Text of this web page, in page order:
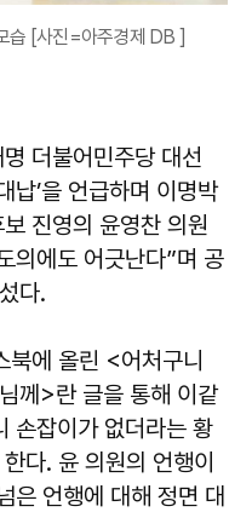
습 [사진=아주경제 DB ]
더불어민주당 대선
납’을 언급하며 이명박
진영의 윤영찬 의원
의에도 어긋난다”며 공
다.
에 올린 <어처구니
께>란 글을 통해 이같
손잡이가 없더라는 황
다. 윤 의원의 언행이
은 언행에 대해 정면 대